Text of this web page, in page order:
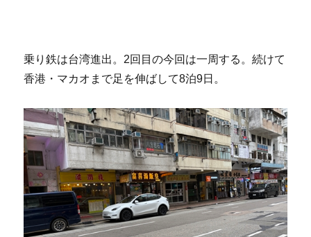
乗り鉄は台湾進出。2回目の今回は一周する。続けて
香港・マカオまで足を伸ばして8泊9日。